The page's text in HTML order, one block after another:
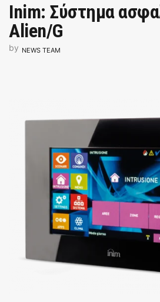
Inim: Σύστημα
Alien/G
by NEWS TEAM